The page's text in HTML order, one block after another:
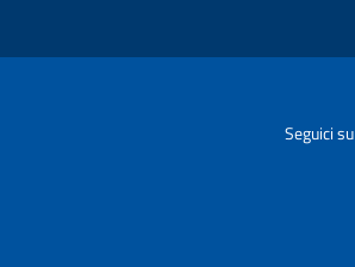
Seguici su